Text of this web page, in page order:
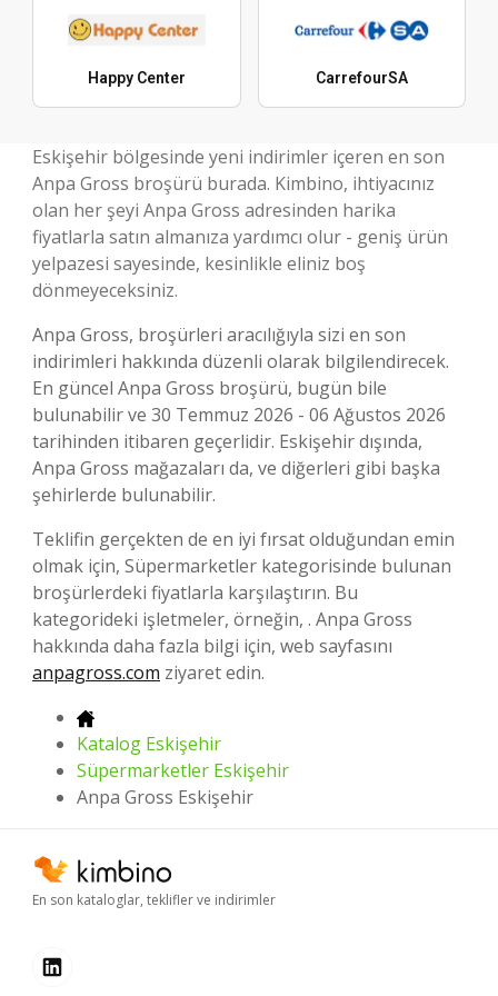
Happy Center CarrefourSA
Eskişehir bölgesinde yeni indirimler içeren en son
Anpa Gross broşürü burada. Kimbino, ihtiyacınız
olan her şeyi Anpa Gross adresinden harika
fiyatlarla satın almanıza yardımcı olur - geniş ürün
yelpazesi sayesinde, kesinlikle eliniz boş
dönmeyeceksiniz.
Anpa Gross, broşürleri aracılığıyla sizi en son
indirimleri hakkında düzenli olarak bilgilendirecek.
En güncel Anpa Gross broşürü, bugün bile
bulunabilir ve 30 Temmuz 2026 - 06 Ağustos 2026
tarihinden itibaren geçerlidir. Eskişehir dışında,
Anpa Gross mağazaları da, ve diğerleri gibi başka
şehirlerde bulunabilir.
Teklifin gerçekten de en iyi fırsat olduğundan emin
olmak için, Süpermarketler kategorisinde bulunan
broşürlerdeki fiyatlarla karşılaştırın. Bu
kategorideki işletmeler, örneğin, . Anpa Gross
hakkında daha fazla bilgi için, web sayfasını
anpagross.com ziyaret edin.
Katalog Eskişehir
Süpermarketler Eskişehir
Anpa Gross Eskişehir
En son kataloglar, teklifler ve indirimler